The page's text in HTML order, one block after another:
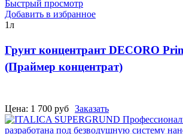
Быстрый просмотр
Добавить в избранное
1л
Грунт концентрант DECORO
(Праймер концентрат)
Цена: 1 700 руб Заказать